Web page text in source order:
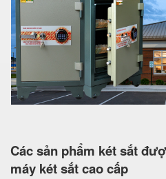
Các sản phẩm két sắt
máy két sắt cao cấp